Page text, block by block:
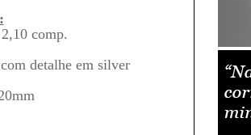
comp.
detalhe em silver